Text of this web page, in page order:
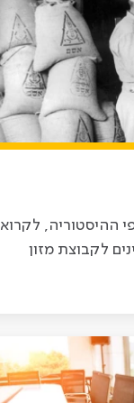
ההיסטוריה, לקרוא
לקבוצת מזון